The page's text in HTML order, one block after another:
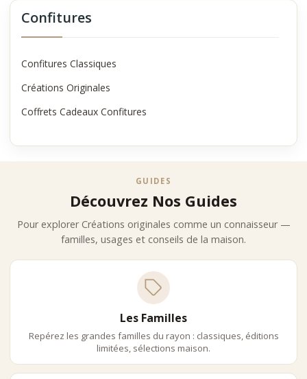
Confitures
Confitures Classiques
Créations Originales
Coffrets Cadeaux Confitures
GUIDES
Découvrez Nos Guides
Pour explorer Créations originales comme un connaisseur —
familles, usages et conseils de la maison.
Les Familles
Repérez les grandes familles du rayon : classiques, éditions
limitées, sélections maison.